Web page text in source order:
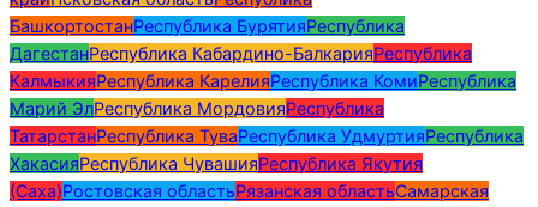
БашкортостанРеспублика БурятияРеспублика
ДагестанРеспублика Кабардино-БалкарияРеспублика
КалмыкияРеспублика КарелияРеспублика КомиРеспублика
Марий ЭлРеспублика МордовияРеспублика
ТатарстанРеспублика ТуваРеспублика УдмуртияРеспублика
ХакасияРеспублика ЧувашияРеспублика Якутия
(Саха)Ростовская областьРязанская областьСамарская